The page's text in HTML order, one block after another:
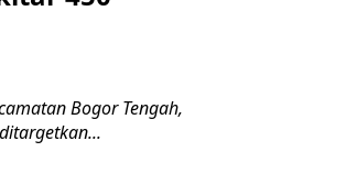
Bogor Tengah,